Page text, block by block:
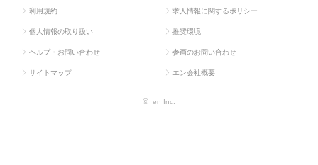
利用規約 求人情報に関するポリシー
個人情報の取り扱い 推奨環境
ヘルプ・お問い合わせ 参画のお問い合わせ
サイトマップ エン会社概要
© en Inc.